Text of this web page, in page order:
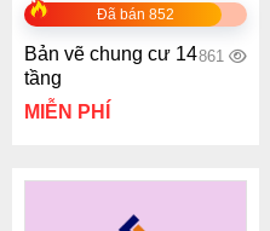
Đã bán 852
Bản vẽ chung cư 14
tầng
861
MIỄN PHÍ